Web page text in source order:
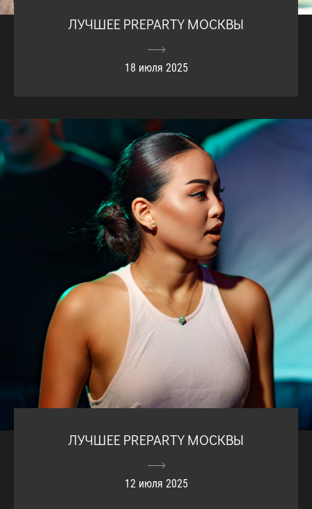
ЛУЧШЕЕ PREPARTY МОСКВЫ
18 июля 2025
ЛУЧШЕЕ PREPARTY МОСКВЫ
12 июля 2025